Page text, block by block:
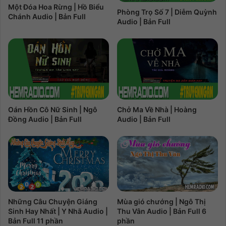
Một Đóa Hoa Rừng | Hồ Biểu
Chánh Audio | Bản Full
Phòng Trọ Số 7 | Diễm Quỳnh
Audio | Bản Full
Oán Hồn Cô Nữ Sinh | Ngô
Đồng Audio | Bản Full
Chở Ma Về Nhà | Hoàng
Audio | Bản Full
Những Câu Chuyện Giáng
Sinh Hay Nhất | Y Nhã Audio |
Bản Full 11 phần
Mùa gió chướng | Ngô Thị
Thu Vân Audio | Bản Full 6
phần